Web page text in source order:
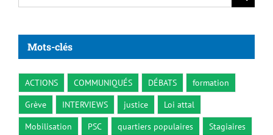
Mots-clés
ACTIONS COMMUNIQUÉS DÉBATS
formation
Grève
INTERVIEWS justice
Loi attal
Mobilisation
PSC quartiers populaires
Stagiaires